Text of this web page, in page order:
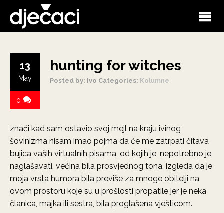
hunting for witches
Posted by: Ivo Categories: Kolumne
13
May
0
znači kad sam ostavio svoj mejl na kraju ivinog
šovinizma nisam imao pojma da će me zatrpati čitava
bujica vaših virtualnih pisama, od kojih je, nepotrebno je
naglašavati, većina bila prosvjednog tona. izgleda da je
moja vrsta humora bila previše za mnoge obitelji na
ovom prostoru koje su u prošlosti propatile jer je neka
članica, majka ili sestra, bila proglašena vješticom.